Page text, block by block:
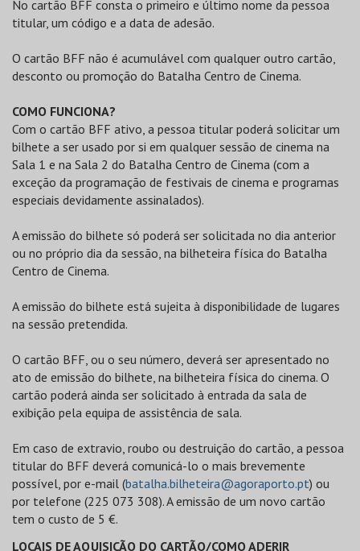
No cartão BFF consta o primeiro e último nome da pessoa
titular, um código e a data de adesão.
O cartão BFF não é acumulável com qualquer outro cartão,
desconto ou promoção do Batalha Centro de Cinema.
COMO FUNCIONA?
Com o cartão BFF ativo, a pessoa titular poderá solicitar um
bilhete a ser usado por si em qualquer sessão de cinema na
Sala 1 e na Sala 2 do Batalha Centro de Cinema (com a
exceção da programação de festivais de cinema e programas
especiais devidamente assinalados).
A emissão do bilhete só poderá ser solicitada no dia anterior
ou no próprio dia da sessão, na bilheteira física do Batalha
Centro de Cinema.
A emissão do bilhete está sujeita à disponibilidade de lugares
na sessão pretendida.
O cartão BFF, ou o seu número, deverá ser apresentado no
ato de emissão do bilhete, na bilheteira física do cinema. O
cartão poderá ainda ser solicitado à entrada da sala de
exibição pela equipa de assistência de sala.
Em caso de extravio, roubo ou destruição do cartão, a pessoa
titular do BFF deverá comunicá-lo o mais brevemente
possível, por e-mail (batalha.bilheteira@agoraporto.pt) ou
por telefone (225 073 308). A emissão de um novo cartão
tem o custo de 5 €.
LOCAIS DE AQUISIÇÃO DO CARTÃO/COMO ADERIR